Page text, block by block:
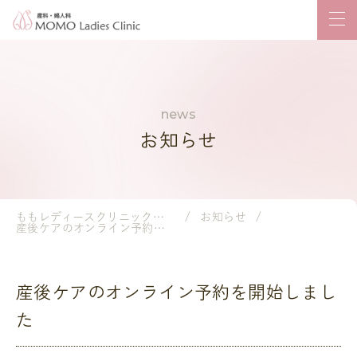
お知らせ
ももレディースクリニック｜岡山市の産婦人科・小児科
お知らせ
産後ケアのオンライン予約を開始しました
産後ケアのオンライン予約を開始しまし
た